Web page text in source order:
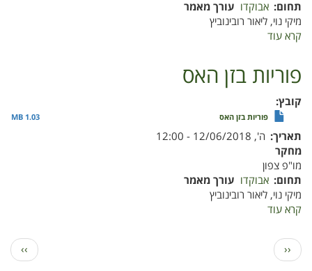
תחום אבוקדו עורך מאמר
מיקי נוי, ליאור רובינוביץ
קרא עוד
פוריות בזן האס
קובץ
פוריות בזן האס 1.03 MB
תאריך ה', 12/06/2018 - 12:00
מחקר
מו"פ צפון
תחום אבוקדו עורך מאמר
מיקי נוי, ליאור רובינוביץ
קרא עוד
דפדוף
הדף
הקודם
‹‹
הדף
הבא
››